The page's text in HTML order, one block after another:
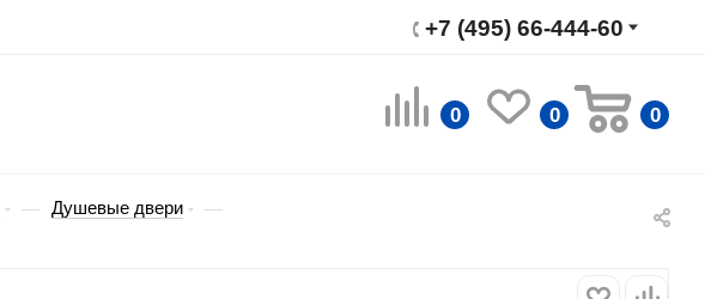
+7 (495) 66-444-60
0 0 0
— Душевые двери
—